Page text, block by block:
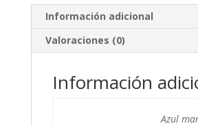
Información adicional
Valoraciones (0)
Información
Azul